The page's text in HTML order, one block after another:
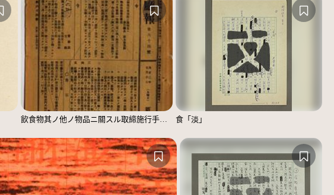
飲食物其ノ他ノ物品ニ關スル取締施行手續（新竹廳訓令第二十號） 食「淡」